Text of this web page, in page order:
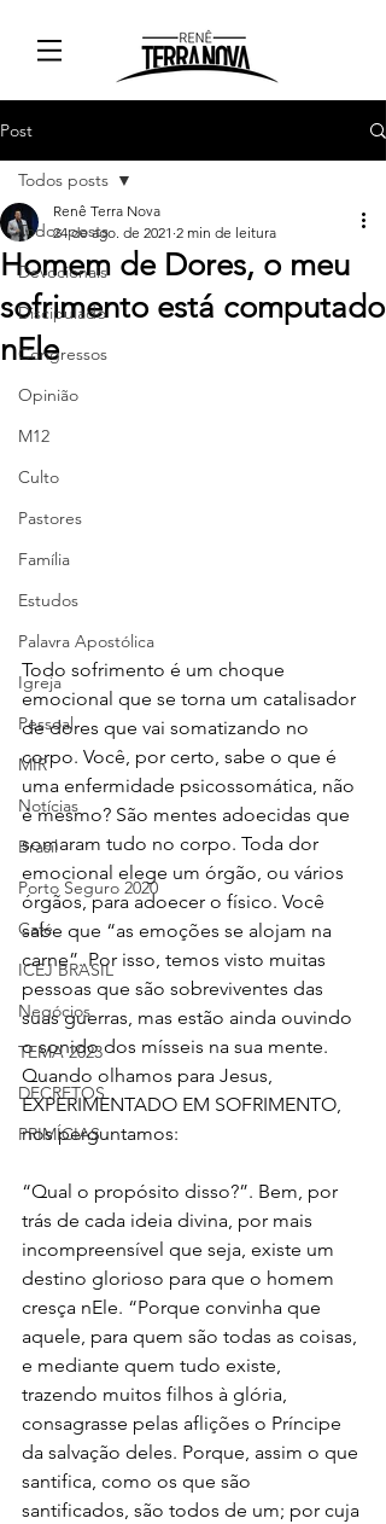
Post
Todos posts
Devocionais
Discipulado
Congressos
Opinião
M12
Culto
Pastores
Família
Estudos
Palavra Apostólica
Igreja
Pessoal
MIR
Notícias
Brasil
Porto Seguro 2020
Café
ICEJ BRASIL
Negócios
TEMA 2023
DECRETOS
PRIMÍCIAS
Todos posts
Homem de Dores, o meu
sofrimento está computado
nEle
Renê Terra Nova
24 de ago. de 2021 2 min de leitura
Todo sofrimento é um choque
emocional que se torna um catalisador
de dores que vai somatizando no
corpo. Você, por certo, sabe o que é
uma enfermidade psicossomática, não
é mesmo? São mentes adoecidas que
somaram tudo no corpo. Toda dor
emocional elege um órgão, ou vários
órgãos, para adoecer o físico. Você
sabe que “as emoções se alojam na
carne”. Por isso, temos visto muitas
pessoas que são sobreviventes das
suas guerras, mas estão ainda ouvindo
o sonido dos mísseis na sua mente.
Quando olhamos para Jesus,
EXPERIMENTADO EM SOFRIMENTO,
nos perguntamos:
“Qual o propósito disso?”. Bem, por
trás de cada ideia divina, por mais
incompreensível que seja, existe um
destino glorioso para que o homem
cresça nEle. “Porque convinha que
aquele, para quem são todas as coisas,
e mediante quem tudo existe,
trazendo muitos filhos à glória,
consagrasse pelas aflições o Príncipe
da salvação deles. Porque, assim o que
santifica, como os que são
santificados, são todos de um; por cuja